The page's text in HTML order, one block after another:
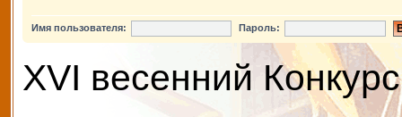
Имя пользователя: Пароль:
XVI весенний